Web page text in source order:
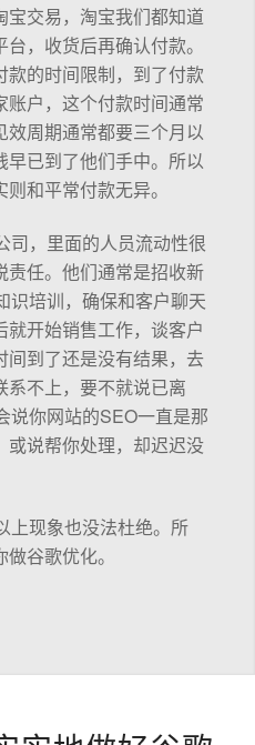
交易，淘宝我们都知道
，收货后再确认付款。
的时间限制，到了付款
户，这个付款时间通常
效周期通常都要三个月以
已到了他们手中。所以
和平常付款无异。
司，里面的人员流动性很
责任。他们通常是招收新
识培训，确保和客户聊天
开始销售工作，谈客户
到了还是没有结果，去
不上，要不就说已离
说你网站的SEO一直是那
或说帮你处理，却迟迟没
上现象也没法杜绝。所
谷歌优化。